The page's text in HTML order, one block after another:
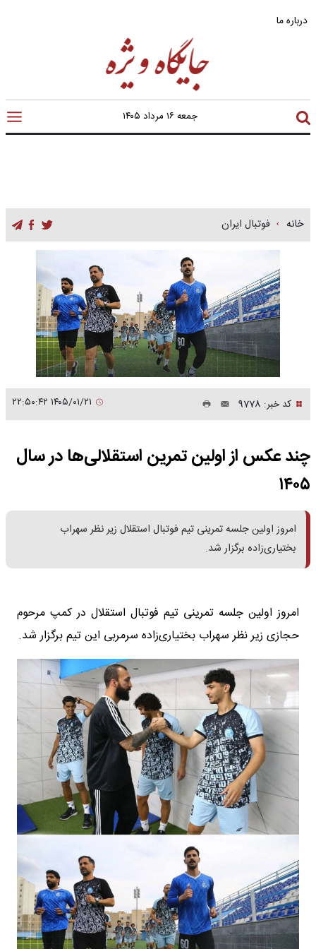
درباره ما
جمعه ۱۶ مرداد ۱۴۰۵
خانه فوتبال ایران
کد خبر: 9778
چند عکس از اولین تمرین استقلالی‌ها در سال
۱۴۰۵
امروز اولین جلسه تمرینی تیم فوتبال استقلال زیر نظر سهراب
بختیاری‌زاده برگزار شد.
امروز اولین جلسه تمرینی تیم فوتبال استقلال در کمپ مرحوم
حجازی زیر نظر سهراب بختیاری‌زاده سرمربی این تیم برگزار شد.